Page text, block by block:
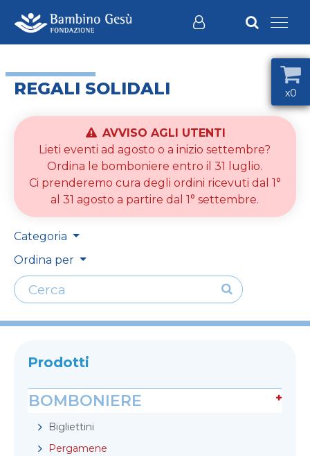
REGALI SOLIDALI
AVVISO AGLI UTENTI
Lieti eventi ad agosto o a inizio settembre?
Ordina le bomboniere entro il 31 luglio.
Ci prenderemo cura degli ordini ricevuti dal 1°
al 31 agosto a partire dal 1° settembre.
Categoria
Ordina per
Prodotti
BOMBONIERE
Bigliettini
Pergamene
x0